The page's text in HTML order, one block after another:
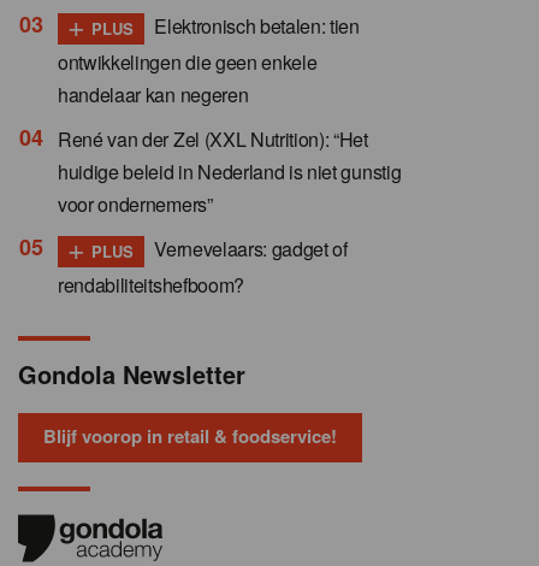
+ PLUS
Elektronisch betalen: tien
ontwikkelingen die geen enkele
handelaar kan negeren
René van der Zel (XXL Nutrition): “Het
huidige beleid in Nederland is niet gunstig
voor ondernemers”
+ PLUS
Vernevelaars: gadget of
rendabiliteitshefboom?
Gondola Newsletter
Blijf voorop in retail & foodservice!